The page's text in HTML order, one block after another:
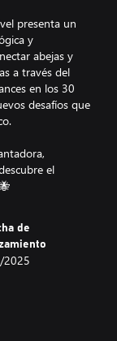
presenta un
y
abejas y
a través del
en los 30
desafíos que
el
de
2025